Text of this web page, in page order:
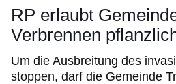
RP erlaubt
Verbrennen
Um die Ausbreitung des
stoppen, darf die Gemeinde